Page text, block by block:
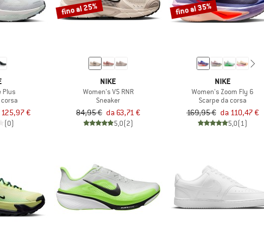
Plus
corsa
€
(0)
fino al 25%
NIKE
Women's V5 RNR
Sneaker
84,95 € da 63,71 €
5,0(2)
fino al 35%
NIKE
Women's Zoom Fly 6
Scarpe da corsa
169,95 € da 110,47 €
5,0(1)